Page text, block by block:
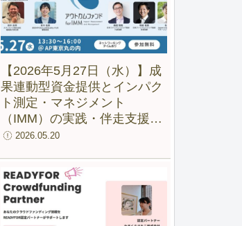
【2026年5月27日（水）】成
果連動型資金提供とインパク
ト測定・マネジメント
（IMM）の実践・伴走支援の
成果と可能性ー 「アウトカム
2026.05.20